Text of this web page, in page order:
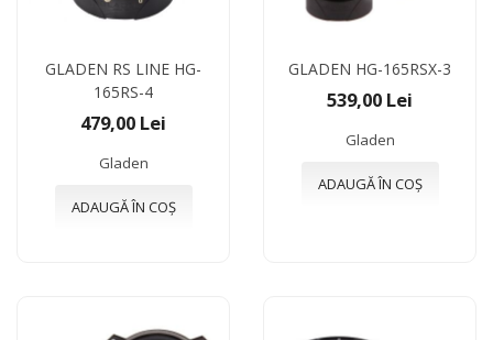
GLADEN RS LINE HG-
165RS-4
479,00 Lei
Gladen
ADAUGĂ ÎN COȘ
GLADEN HG-165RSX-3
539,00 Lei
Gladen
ADAUGĂ ÎN COȘ